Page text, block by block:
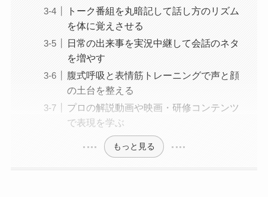
トーク番組を丸暗記して話し方のリズム
を体に覚えさせる
日常の出来事を実況中継して会話のネタ
を増やす
腹式呼吸と表情筋トレーニングで声と顔
の土台を整える
プロの解説動画や映画・研修コンテンツ
で表現を学ぶ
もっと見る